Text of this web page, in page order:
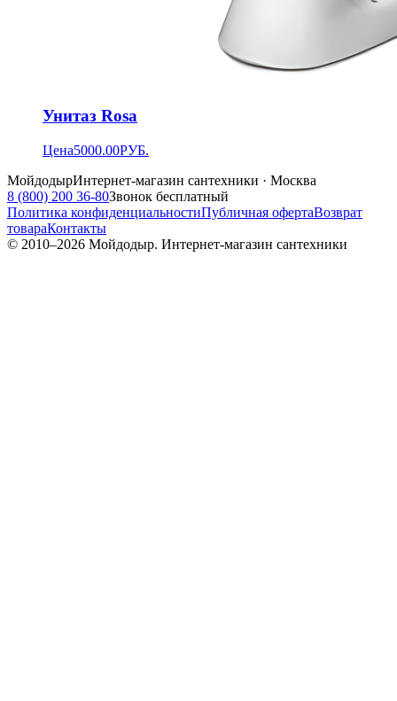
Унитаз Rosa
Цена5000.00РУБ.
МойдодырИнтернет-магазин сантехники · Москва
8 (800) 200 36-80Звонок бесплатный
Политика конфиденциальностиПубличная офертаВозврат
товараКонтакты
© 2010–2026 Мойдодыр. Интернет-магазин сантехники